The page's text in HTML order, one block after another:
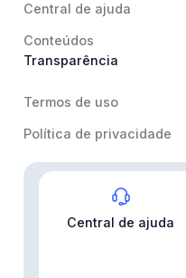
Central de ajuda
Conteúdos
Transparência
Termos de uso
Política de privacidade
Central de ajuda